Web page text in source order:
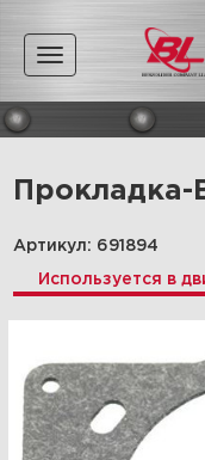
Toggle
navigation
Артикул: 691894
Используется в